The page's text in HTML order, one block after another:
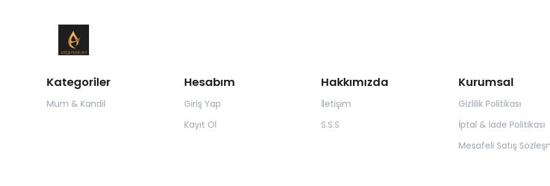
Kategoriler
Mum & Kandil
Hesabım
Giriş Yap
Kayıt Ol
Hakkımızda
İletişim
S.S.S
Kurumsal
Gizlilik Politikası
İptal & İade Politikası
Mesafeli Satış